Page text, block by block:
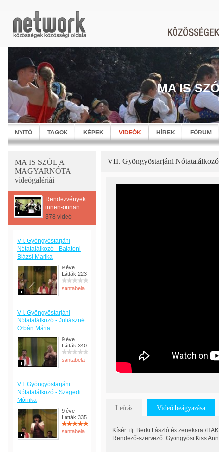
MA IS
NYITÓ TAGOK KÉPEK VIDEÓK HÍREK FÓRUM
MA IS SZÓL A
MAGYARNÓTA
videógalériái
Rendezvényekről
innen-onnan
378 videó
VII. Gyöngyöstarjáni
Nótatalálkozó - Balatoni
Blázsi Marika
9 éve
Látták:223
santabela
VII. Gyöngyöstarjáni
Nótatalálkozó - Juhászné
Orbán Mária
9 éve
Látták:340
santabela
VII. Gyöngyöstarjáni
Nótatalálkozó - Szegedi
Mónika
9 éve
Látták:335
santabela
VII. Gyöngyöstarjáni
Leírás Videó beágyazása
Kísér: ifj. Berki László és zenekara /
Rendező-szervező: Gyöngyösi Kiss